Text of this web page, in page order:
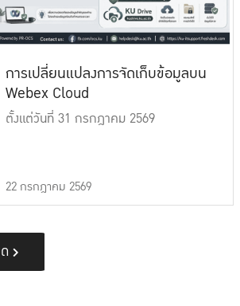
การเปลี่ยนแปลงการจัดเก็บข้อมูลบน
Webex Cloud
ตั้งแต่วันที่ 31 กรกฎาคม 2569
22 กรกฎาคม 2569